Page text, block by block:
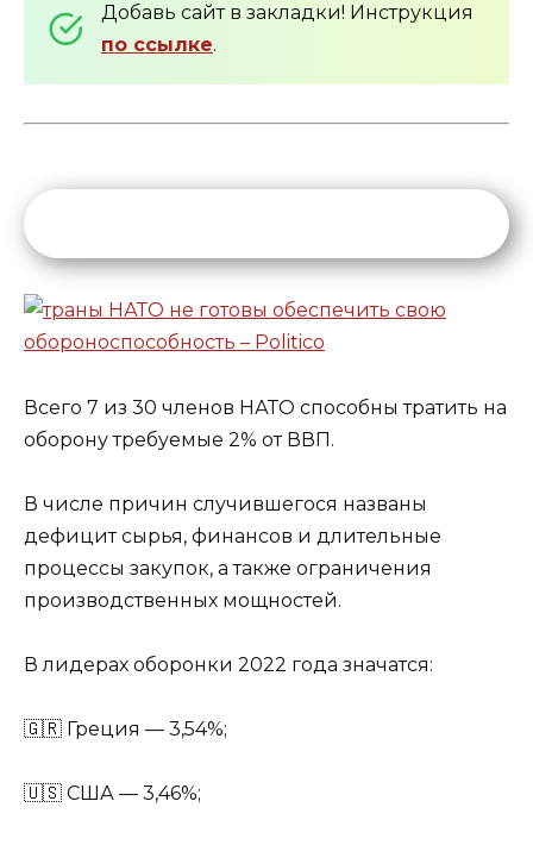
Добавь сайт в закладки! Инструкция
по ссылке.
Всего 7 из 30 членов НАТО способны тратить на
оборону требуемые 2% от ВВП.
В числе причин случившегося названы
дефицит сырья, финансов и длительные
процессы закупок, а также ограничения
производственных мощностей.
В лидерах оборонки 2022 года значатся:
🇬🇷 Греция — 3,54%;
🇺🇸 США — 3,46%;